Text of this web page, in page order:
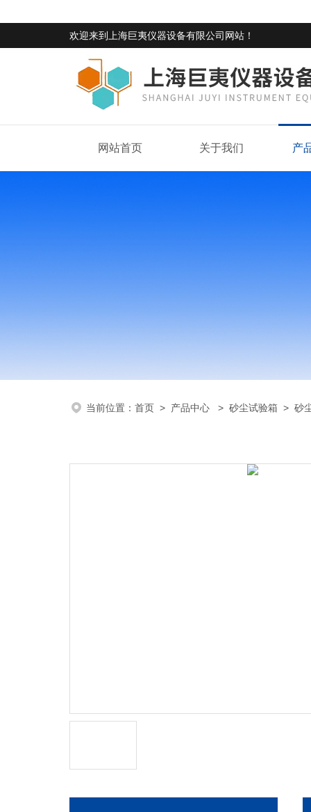
欢迎来到 上海巨夷仪器设备有限公司网站 ！
网站首页 关于我们 产
当前位置： 首页 > 产品中心 > 砂尘试验箱 > 砂